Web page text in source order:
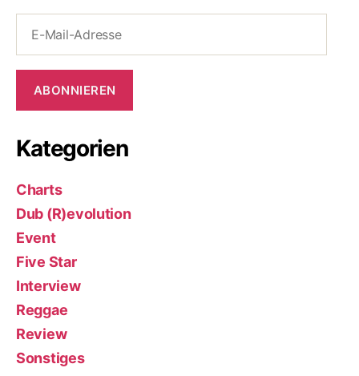
Mail-
ABONNIEREN
Kategorien
Charts
Dub (R)evolution
Event
Five Star
Interview
Reggae
Review
Sonstiges